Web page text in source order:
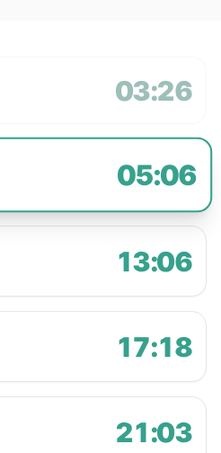
03:26
05:06
13:06
17:18
21:03